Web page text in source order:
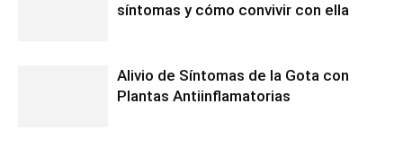
síntomas y cómo convivir con ella
Alivio de Síntomas de la Gota con
Plantas Antiinflamatorias